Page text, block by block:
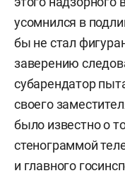
усомнился в
бы не стал
заверению
субарендатор
своего
было известно о
стенограммой
и главного